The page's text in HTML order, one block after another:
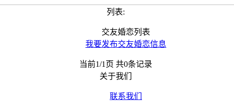
列表:
交友婚恋列表
我要发布交友婚恋信息
当前1/1页 共0条记录
关于我们
联系我们